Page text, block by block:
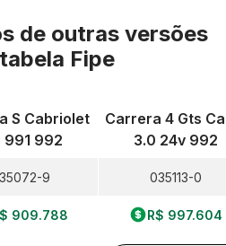
de outras versões
Fipe
S Cabriolet
991 992
9
909.788
Carrera 4 Gts
3.0 24v 992
035113-0
R$ 997.604